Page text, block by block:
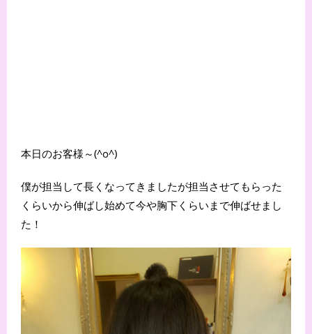
本日のお客様～(^o^)
僕が担当して長くなってきましたが担当させてもらった
くらいから伸ばし始めて今や胸下くらいまで伸ばせまし
た！